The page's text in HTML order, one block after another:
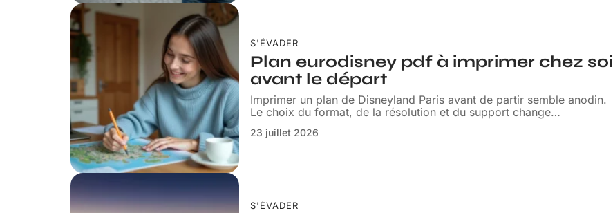
S'ÉVADER
Plan eurodisney pdf à imprimer chez soi
avant le départ
Imprimer un plan de Disneyland Paris avant de partir semble anodin.
Le choix du format, de la résolution et du support change…
23 juillet 2026
S'ÉVADER